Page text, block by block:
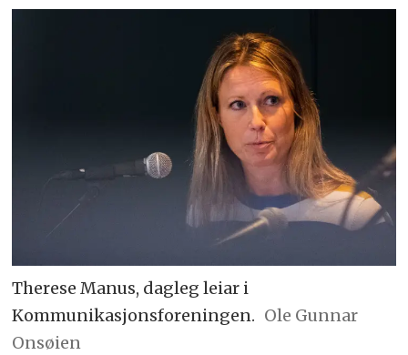
Therese Manus, dagleg leiar i
Kommunikasjonsforeningen. Ole Gunnar
Onsøien